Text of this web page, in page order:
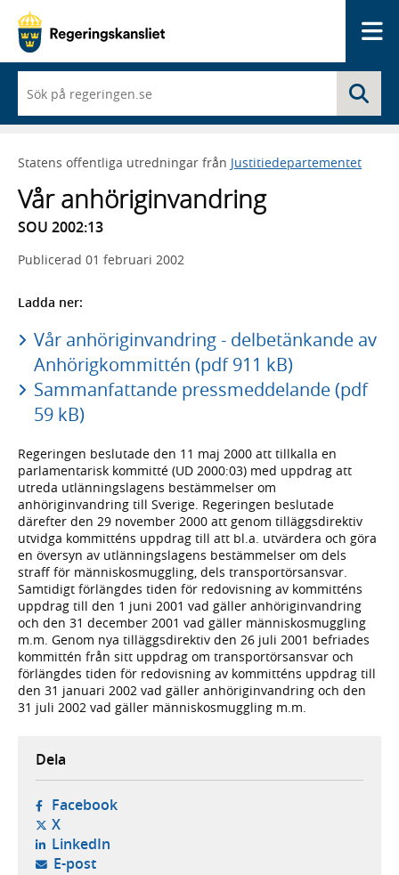
du
börjar
skriva
framträder
lista
med
sökförslag
Statens offentliga utredningar från Justitiedepartementet
Vår anhöriginvandring
SOU 2002:13
Publicerad 01 februari 2002
Ladda ner:
Vår anhöriginvandring - delbetänkande av
Anhörigkommittén (pdf 911 kB)
Sammanfattande pressmeddelande (pdf
59 kB)
Regeringen beslutade den 11 maj 2000 att tillkalla en
parlamentarisk kommitté (UD 2000:03) med uppdrag att
utreda utlänningslagens bestämmelser om
anhöriginvandring till Sverige. Regeringen beslutade
därefter den 29 november 2000 att genom tilläggsdirektiv
utvidga kommitténs uppdrag till att bl.a. utvärdera och göra
en översyn av utlänningslagens bestämmelser om dels
straff för människosmuggling, dels transportörsansvar.
Samtidigt förlängdes tiden för redovisning av kommitténs
uppdrag till den 1 juni 2001 vad gäller anhöriginvandring
och den 31 december 2001 vad gäller människosmuggling
m.m. Genom nya tilläggsdirektiv den 26 juli 2001 befriades
kommittén från sitt uppdrag om transportörsansvar och
förlängdes tiden för redovisning av kommitténs uppdrag till
den 31 januari 2002 vad gäller anhöriginvandring och den
31 juli 2002 vad gäller människosmuggling m.m.
Dela
Facebook- öppnas i ny flik, extern webbplats,
X- öppnas i ny flik, extern webbplats,
LinkedIn- öppnas i ny flik, extern webbplats,
E-post- öppnar din e-postklient,